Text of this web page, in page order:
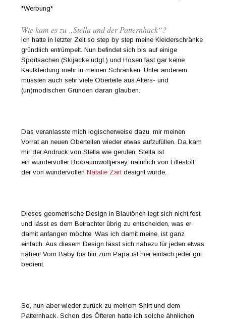
*Werbung*
Wie kam es zu „Stella und der Patternhack“?
Ich hatte in letzter Zeit so step by step meine Kleiderschränke
gründlich entrümpelt. Nun befindet sich bis auf einige
Sportsachen (Skijacke udgl.) und Hosen fast gar keine
Kaufkleidung mehr in meinen Schränken. Unter anderem
mussten auch sehr viele Oberteile aus Alters- und
(un)modischen Gründen daran glauben.
Das veranlasste mich logischerweise dazu, mir meinen
Vorrat an neuen Oberteilen wieder etwas aufzufüllen. Da kam
mir der Andruck von Stella wie gerufen. Stella ist
ein wundervoller Biobaumwolljersey, natürlich von Lillestoff,
der von wundervollenNatalie Zartdesignt wurde.
Dieses geometrische Design in Blautönen legt sich nicht fest
und lässt es dem Betrachter übrig zu entscheiden, was er
damit anfangen möchte. Was ich damit meine, ist ganz
einfach. Aus diesem Design lässt sich nahezu für jeden etwas
nähen! Vom Baby bis hin zum Papa ist hier einfach jeder gut
bedient.
So, nun aber wieder zurück zu meinem Shirt und dem
Patternhack. Schon des Öfteren hatte ich solche ähnlichen